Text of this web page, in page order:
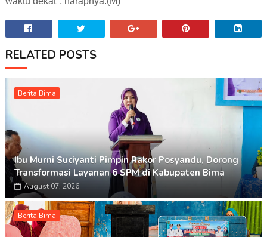
RELATED POSTS
Berita Bima
Ibu Murni Suciyanti Pimpin Rakor Posyandu, Dorong
Transformasi Layanan 6 SPM di Kabupaten Bima
August 07, 2026
Berita Bima